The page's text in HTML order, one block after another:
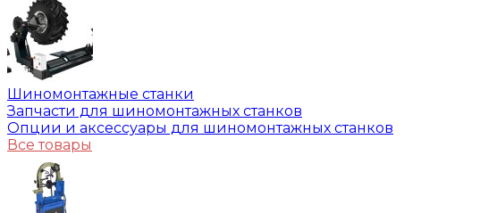
Шиномонтажные станки
Запчасти для шиномонтажных станков
Опции и аксессуары для шиномонтажных станков
Все товары